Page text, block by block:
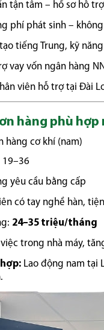
tận tâm – hồ sơ hỗ
phí phát sinh –
tiếng Trung, kỹ
vay vốn ngân hàng
viên hỗ trợ tại Đài
hàng phù
hàng cơ khí (nam)
19–36
yêu cầu bằng cấp
có tay nghề hàn,
24–35 triệu/tháng
việc trong nhà máy,
hợp: Lao động nam tại